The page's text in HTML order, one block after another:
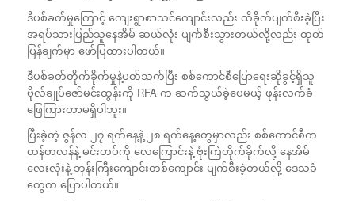
ဒီပစ်ခတ်မှုကြောင့် ကျေးရွာစာသင်ကျောင်းလည်း ထိခိုက်ပျက်စီးခဲ့ပြီး
အရပ်သားပြည်သူနေအိမ် ဆယ်လုံး ပျက်စီးသွားတယ်လို့လည်း ထုတ်
ပြန်ချက်မှာ ဖော်ပြထားပါတယ်။
ဒီပစ်ခတ်တိုက်ခိုက်မှုနဲ့ပတ်သက်ပြီး စစ်ကောင်စီပြောရေးဆိုခွင့်ရှိသူ
ဗိုလ်ချုပ်ဇော်မင်းထွန်းကို RFA က ဆက်သွယ်ခဲ့ပေမယ့် ဖုန်းလက်ခံ
ဖြေကြားတာမရှိပါဘူး။
ပြီးခဲ့တဲ့ ဇွန်လ ၂၇ ရက်နေ့နဲ့ ၂၈ ရက်နေ့‌တွေမှာလည်း စစ်ကောင်စီက
ထန်တလန်နဲ့ မင်းတပ်ကို လေကြောင်းနဲ့ ဗုံးကြဲတိုက်ခိုက်လို့ နေအိမ်
လေးလုံးနဲ့ ဘုန်းကြီးကျောင်းတစ်ကျောင်း ပျက်စီးခဲ့တယ်လို့ ဒေသခံ
တွေက ပြောပါတယ်။